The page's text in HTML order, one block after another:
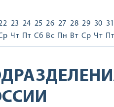
23
Чт
24
Пт
25
Сб
26
Вс
27
Пн
28
Вт
29
Ср
30
Чт
31
Пт